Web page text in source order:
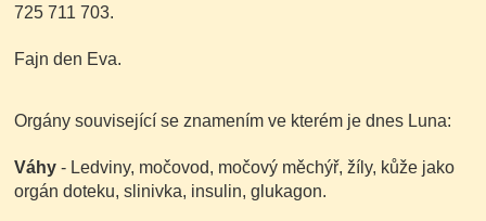
725 711 703.
Fajn den Eva.
Orgány související se znamením ve kterém je dnes Luna:
Váhy - Ledviny, močovod, močový měchýř, žíly, kůže jako
orgán doteku, slinivka, insulin, glukagon.